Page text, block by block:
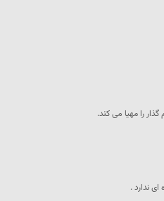
را مهیا می کند.
ندارد .